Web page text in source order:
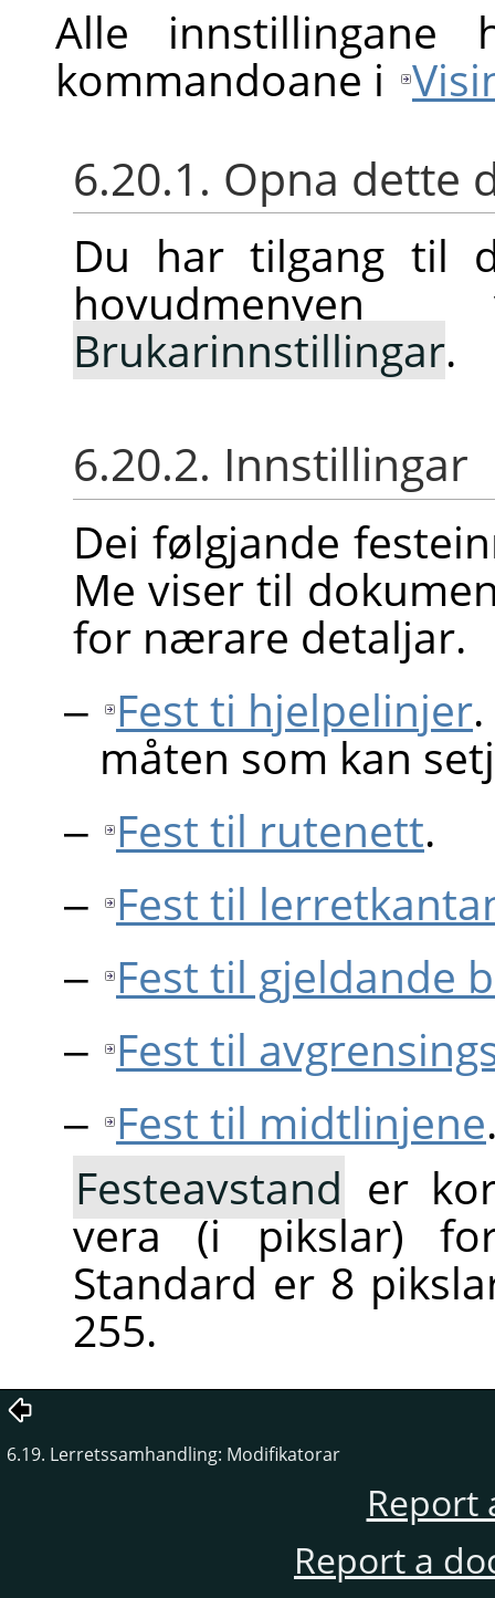
Alle innstillingane
kommandoane i
6.20.1. Opna dette
Du har tilgang til
Brukarinnstillingar.
6.20.2. Innstillingar
Dei følgjande
Me viser til
for nærare detaljar.
Fest ti hjelpelinjer
måten som kan
Fest til rutenett.
Fest til
Fest til gjeldande
Fest til
Fest til midtlinjene
Festeavstand er
vera (i pikslar)
Standard er 8
255.
6.19. Lerretssamhandling: Modifikatorar
Report
Report a